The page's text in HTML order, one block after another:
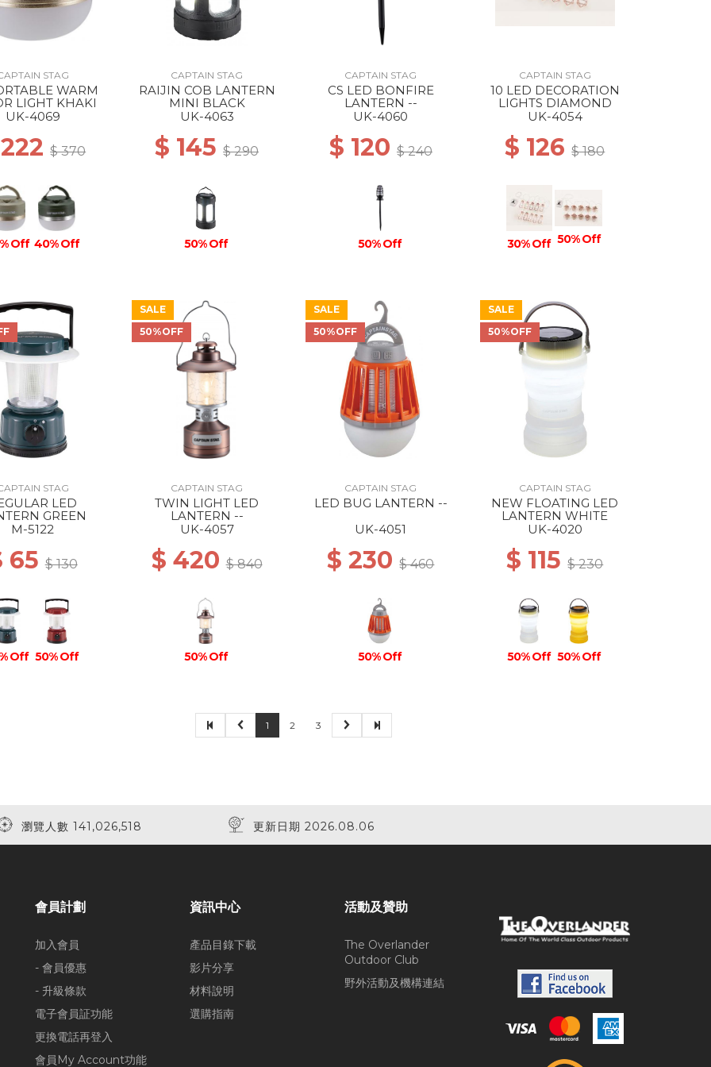
STAG
WARM
LIGHT KHAKI
UK-4069
$ 370
Off 40% Off
CAPTAIN STAG
RAIJIN COB LANTERN
MINI BLACK
UK-4063
$ 145$ 290
50% Off
CAPTAIN STAG
CS LED BONFIRE
LANTERN --
UK-4060
$ 120 $ 240
50% Off
CAPTAIN STAG
10 LED DECORATION
LIGHTS DIAMOND
UK-4054
$ 126$ 180
30% Off 50% Off
STAG
LED
GREEN
M-5122
65$ 130
Off 50% Off
SALE
50%OFF
CAPTAIN STAG
TWIN LIGHT LED
LANTERN --
UK-4057
$ 420$ 840
50% Off
SALE
50%OFF
CAPTAIN STAG
LED BUG LANTERN --
UK-4051
$ 230$ 460
50% Off
SALE
50%OFF
CAPTAIN STAG
NEW FLOATING LED
LANTERN WHITE
UK-4020
$ 115$ 230
50% Off 50% Off
1 2 3
瀏覽人數 141,026,518 更新日期 2026.08.06
會員計劃
加入會員
- 會員優惠
- 升級條款
電子會員証功能
更換電話再登入
會員My Account功能
資訊中心
產品目錄下載
影片分享
材料說明
選購指南
活動及贊助
The Overlander
Outdoor Club
野外活動及機構連結